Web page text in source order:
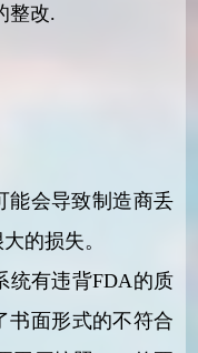
整改.
能会导致制造商丢
的损失。
统有违背FDA的质
书面形式的不符合